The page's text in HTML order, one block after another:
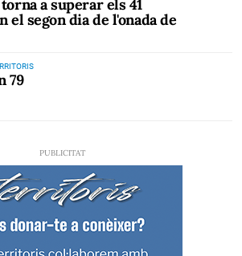
a superar els 41
el segon dia de l'onada de
79